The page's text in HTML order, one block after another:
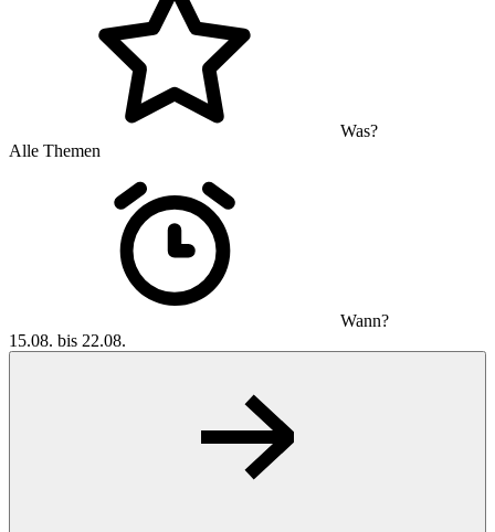
Was?
Alle Themen
Wann?
15.08. bis 22.08.